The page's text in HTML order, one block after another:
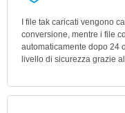
I file tak caricati vengono
conversione, mentre i file
automaticamente dopo 24
livello di sicurezza grazie